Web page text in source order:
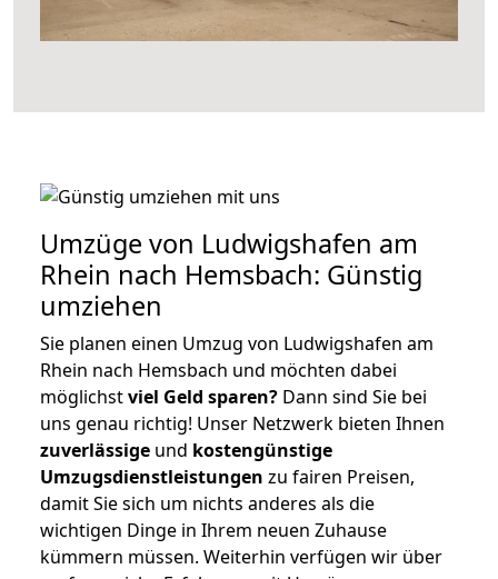
Umzüge von Ludwigshafen am
Rhein nach Hemsbach: Günstig
umziehen
Sie planen einen Umzug von Ludwigshafen am
Rhein nach Hemsbach und möchten dabei
möglichstviel Geld sparen? Dann sind Sie bei
uns genau richtig! Unser Netzwerk bieten Ihnen
zuverlässige und kostengünstige
Umzugsdienstleistungen zu fairen Preisen,
damit Sie sich um nichts anderes als die
wichtigen Dinge in Ihrem neuen Zuhause
kümmern müssen. Weiterhin verfügen wir über